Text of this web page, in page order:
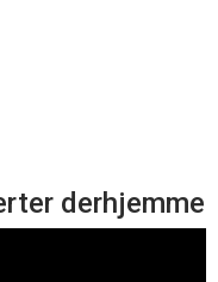
derhjemme